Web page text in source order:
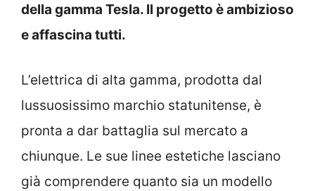
della gamma Tesla. Il progetto è ambizioso
e affascina tutti.
L’elettrica di alta gamma, prodotta dal
lussuosissimo marchio statunitense, è
pronta a dar battaglia sul mercato a
chiunque. Le sue linee estetiche lasciano
già comprendere quanto sia un modello